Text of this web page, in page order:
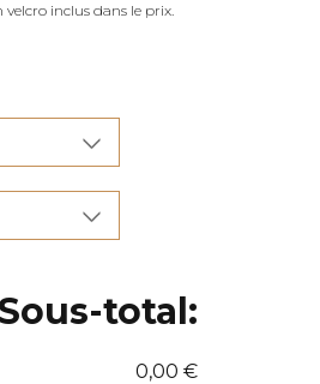
velcro inclus dans le prix.
total:
0,00 €